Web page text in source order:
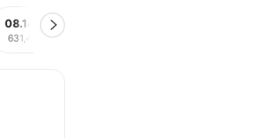
08.14(금)
631,455원